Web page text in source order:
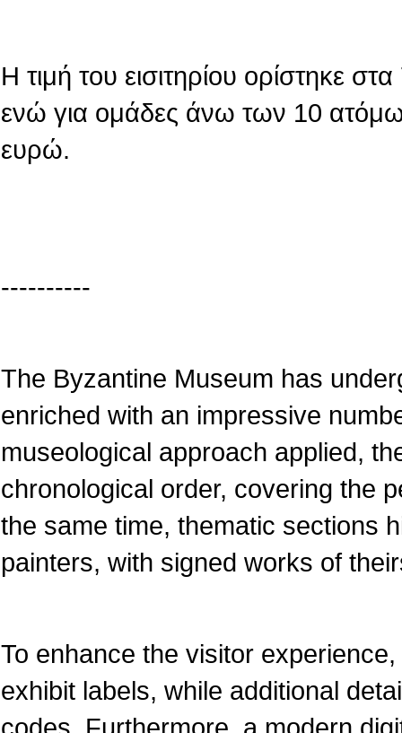
Η τιμή του εισιτηρίου ορίστηκε
ενώ για ομάδες άνω των 10
ευρώ.
----------
The Byzantine Museum has
enriched with an impressive
museological approach applied,
chronological order, covering the
the same time, thematic sections
painters, with signed works of
To enhance the visitor
exhibit labels, while additional